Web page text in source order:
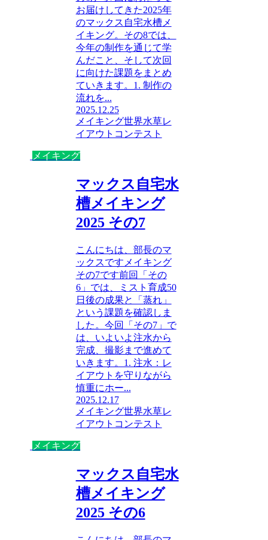
お届けしてきた2025年
のマックス自宅水槽メ
イキング。その8では、
今年の制作を通じて学
んだこと、そして次回
に向けた課題をまとめ
ていきます。1. 制作の
流れを...
2025.12.25
メイキング世界水草レ
イアウトコンテスト
メイキング
マックス自宅水
槽メイキング
2025 その7
こんにちは、部長のマ
ックスですメイキング
その7です前回「その
6」では、ミスト育成50
日後の成果と「蒸れ」
という課題を確認しま
した。今回「その7」で
は、いよいよ注水から
完成、撮影まで進めて
いきます。1. 注水：レ
イアウトを守りながら
慎重にホー...
2025.12.17
メイキング世界水草レ
イアウトコンテスト
メイキング
マックス自宅水
槽メイキング
2025 その6